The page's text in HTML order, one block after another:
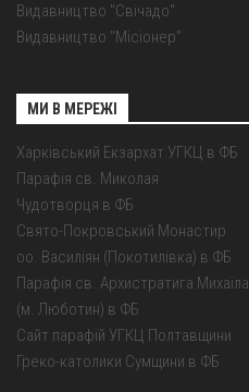
Видавництво "Свічадо"
Видавництво "Місіонер"
МИ В МЕРЕЖІ
Харківський Екзархат УГКЦ в ФБ
Парафія св. Миколая
Чудотворця в ФБ
Свято-Покровський Монастир
оо. Василіян (Покотилівка) в ФБ
Парафія св. Архистратига Михаїла
(м. Люботин) в ФБ
Сайт парафій УГКЦ Полтавщини
Греко-католики Сумщини в ФБ